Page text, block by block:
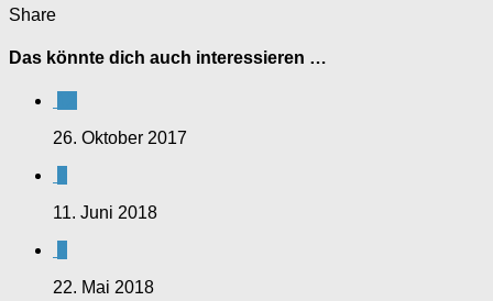
Share
Das könnte dich auch interessieren …
26. Oktober 2017
11. Juni 2018
22. Mai 2018